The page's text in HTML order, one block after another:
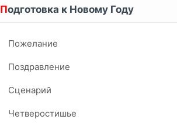
Подготовка к Новому Году
Пожелание
Поздравление
Сценарий
Четверостишье